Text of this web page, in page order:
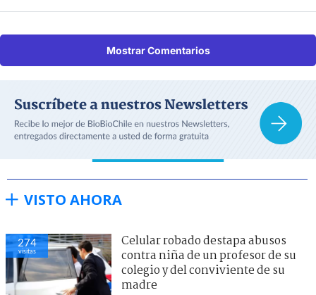
Mostrar Comentarios
VISTO AHORA
274
visitas
Celular robado destapa abusos
contra niña de un profesor de su
colegio y del conviviente de su
madre